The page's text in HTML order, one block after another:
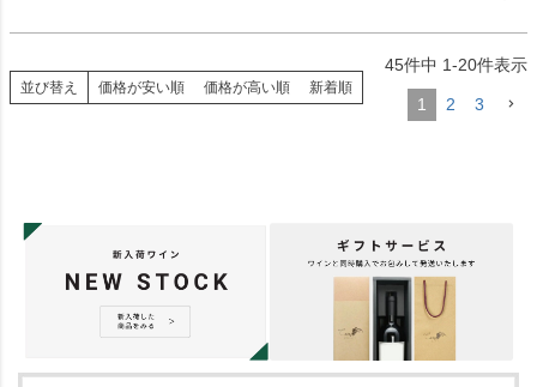
並び替え 価格が安い順 価格が高い順 新着順
45件中 1-20件表示
1 2 3